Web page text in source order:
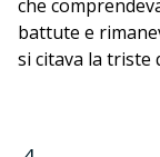
che
battute e
si citava la triste